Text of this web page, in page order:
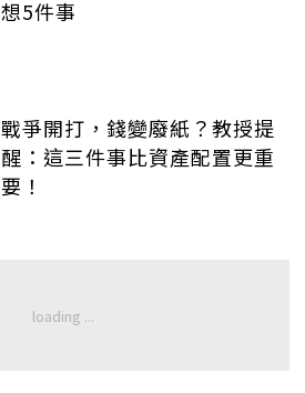
想5件事
戰爭開打，錢變廢紙？教授提
醒：這三件事比資產配置更重
要！